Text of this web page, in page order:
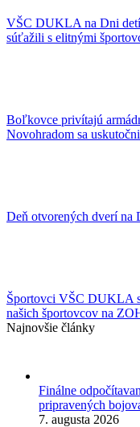
VŠC DUKLA na Dni
súťažili s elitnými
Boľkovce privítajú
Novohradom sa
Deň otvorených dverí na
Športovci VŠC DUKLA
našich športovcov na
Najnovšie články
Finálne
pripravených
7. augusta 2026